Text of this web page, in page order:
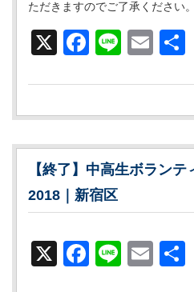
ただきますのでご了承ください。
X Facebook
Line
【終了】中高生ボラン
2018｜新宿区
X Facebook
Line